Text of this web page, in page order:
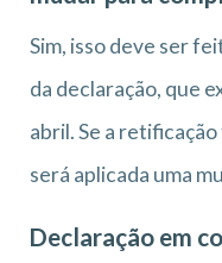
Sim, isso deve ser
da declaração, que
abril. Se a
será aplicada uma
Declaração em